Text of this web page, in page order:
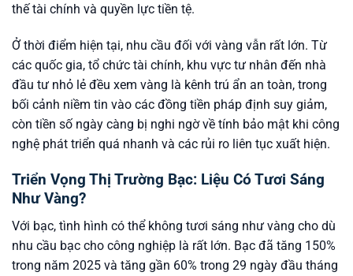
thế tài chính và quyền lực tiền tệ.
Ở thời điểm hiện tại, nhu cầu đối với vàng vẫn rất lớn. Từ
các quốc gia, tổ chức tài chính, khu vực tư nhân đến nhà
đầu tư nhỏ lẻ đều xem vàng là kênh trú ẩn an toàn, trong
bối cảnh niềm tin vào các đồng tiền pháp định suy giảm,
còn tiền số ngày càng bị nghi ngờ về tính bảo mật khi công
nghệ phát triển quá nhanh và các rủi ro liên tục xuất hiện.
Triển Vọng Thị Trường Bạc: Liệu Có Tươi Sáng
Như Vàng?
Với bạc, tình hình có thể không tươi sáng như vàng cho dù
nhu cầu bạc cho công nghiệp là rất lớn. Bạc đã tăng 150%
trong năm 2025 và tăng gần 60% trong 29 ngày đầu tháng